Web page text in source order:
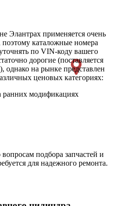
Элантрах применяется очень
каталожные номера
по VIN-коду вашего
дорогие (поставляется
на рынке представлен
ценовых категориях:
ранних модификациях
подбора запчастей и
для надежного ремонта.